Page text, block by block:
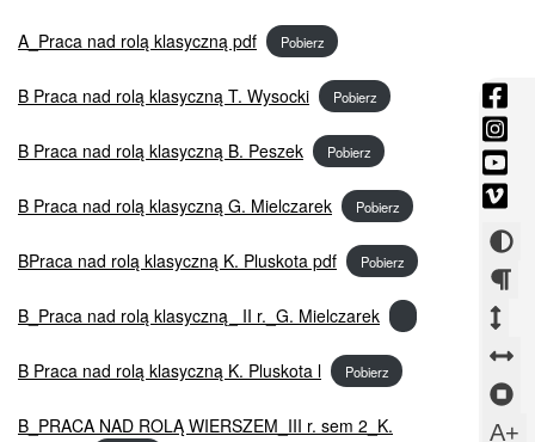
-
się
w
-
się
w
-
się
w
się
w
A+
A_Praca nad rolą klasyczną pdf Pobierz
B Praca nad rolą klasyczną T. Wysocki Pobierz
B Praca nad rolą klasyczną B. Peszek Pobierz
B Praca nad rolą klasyczną G. Mielczarek Pobierz
BPraca nad rolą klasyczną K. Pluskota pdf Pobierz
B_Praca nad rolą klasyczną_ II r._G. Mielczarek
B Praca nad rolą klasyczną K. Pluskota l Pobierz
B_PRACA NAD ROLĄ WIERSZEM_III r. sem 2_K.